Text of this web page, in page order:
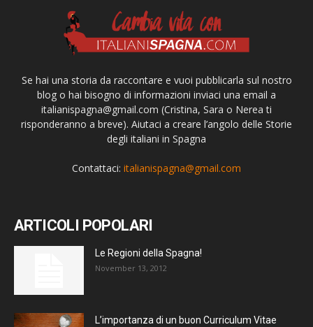
Se hai una storia da raccontare e vuoi pubblicarla sul nostro
blog o hai bisogno di informazioni inviaci una email a
italianispagna@gmail.com (Cristina, Sara o Nerea ti
risponderanno a breve). Aiutaci a creare l’angolo delle Storie
degli italiani in Spagna
Contattaci: italianispagna@gmail.com
ARTICOLI POPOLARI
Le Regioni della Spagna!
November 13, 2012
L’importanza di un buon Curriculum Vitae